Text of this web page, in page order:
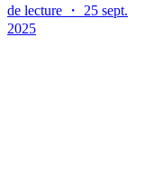
de lecture ・ 25 sept.
2025